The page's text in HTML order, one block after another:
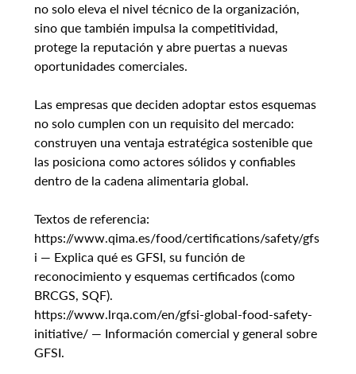
no solo eleva el nivel técnico de la organización,
sino que también impulsa la competitividad,
protege la reputación y abre puertas a nuevas
oportunidades comerciales.
Las empresas que deciden adoptar estos esquemas
no solo cumplen con un requisito del mercado:
construyen una ventaja estratégica sostenible que
las posiciona como actores sólidos y confiables
dentro de la cadena alimentaria global.
Textos de referencia:
https://www.qima.es/food/certifications/safety/gfs
i — Explica qué es GFSI, su función de
reconocimiento y esquemas certificados (como
BRCGS, SQF).
https://www.lrqa.com/en/gfsi-global-food-safety-
initiative/ — Información comercial y general sobre
GFSI.